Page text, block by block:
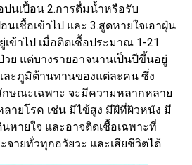
นเปื้อน 2.การดื่มน้ำหรือรับ
เชื้อเข้าไป และ 3.สูดหายใจเอาฝุ่น
ข้าไป เมื่อติดเชื้อประมาณ 1-21
วย แต่บางรายอาจนานเป็นปีขึ้นอยู่
ะภูมิต้านทานของแต่ละคน ซึ่ง
ษณะเฉพาะ จะมีความหลากหลาย
ายโรค เช่น มีไข้สูง มีฝีที่ผิวหนัง มี
หายใจ และอาจติดเชื้อเฉพาะที่
จายทั่วทุกอวัยวะ และเสียชีวิตได้